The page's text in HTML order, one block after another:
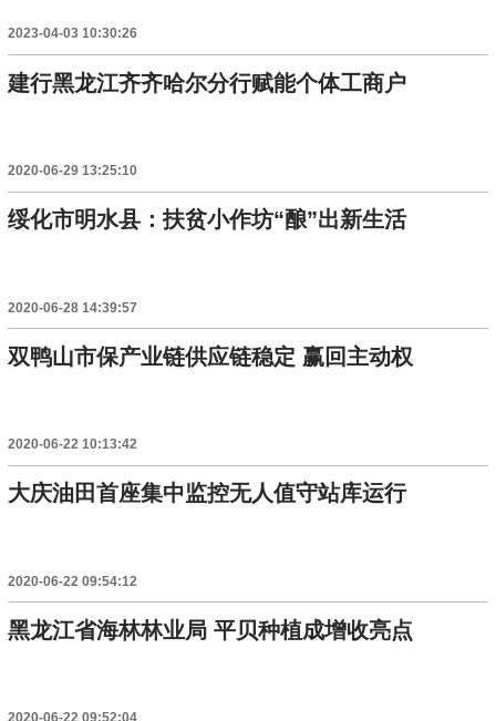
2023-04-03 10:30:26
建行黑龙江齐齐哈尔分行赋能个体工商户
2020-06-29 13:25:10
绥化市明水县：扶贫小作坊“酿”出新生活
2020-06-28 14:39:57
双鸭山市保产业链供应链稳定 赢回主动权
2020-06-22 10:13:42
大庆油田首座集中监控无人值守站库运行
2020-06-22 09:54:12
黑龙江省海林林业局 平贝种植成增收亮点
2020-06-22 09:52:04